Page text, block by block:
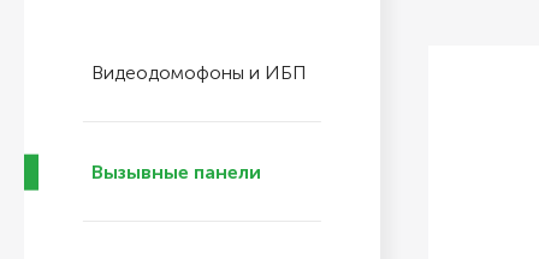
Видеодомофоны и ИБП
Вызывные панели